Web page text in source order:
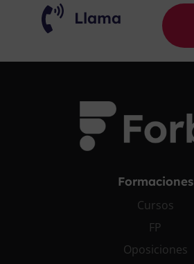
Llama
Formaciones
Cursos
FP
Oposiciones